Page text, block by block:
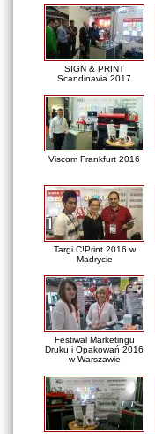
SIGN & PRINT
Scandinavia 2017
Viscom Frankfurt 2016
Targi C!Print 2016 w
Madrycie
Festiwal Marketingu
Druku i Opakowań 2016
w Warszawie